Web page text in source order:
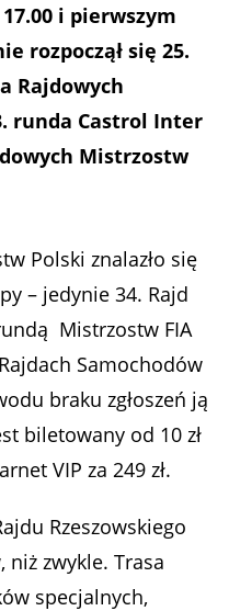
i pierwszym
rozpoczął się 25.
Rajdowych
runda Castrol Inter
Mistrzostw
Polski znalazło się
– jedynie 34. Rajd
Mistrzostw FIA
Samochodów
braku zgłoszeń ją
biletowany od 10 zł
VIP za 249 zł.
Rzeszowskiego
zwykle. Trasa
specjalnych,